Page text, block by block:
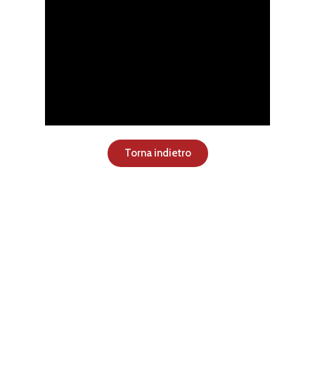
Torna indietro